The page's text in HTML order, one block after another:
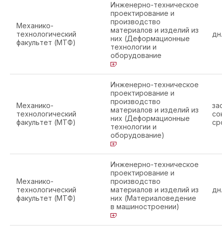
Механико-
технологический
факультет (МТФ)
Инженерно-техническое
проектирование и
производство
материалов и изделий из
них (Деформационные
технологии и
оборудование
дн.
Механико-
технологический
факультет (МТФ)
Инженерно-техническое
проектирование и
производство
материалов и изделий из
них (Деформационные
технологии и
оборудование)
Механико-
технологический
факультет (МТФ)
Инженерно-техническое
проектирование и
производство
материалов и изделий из
них (Материаловедение
в машиностроении)
дн.